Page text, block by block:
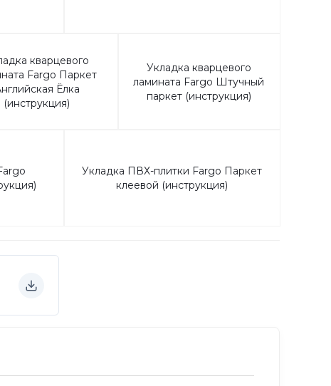
кварцевого
Fargo Паркет
Ёлка
(инструкция)
Укладка кварцевого
ламината Fargo Штучный
паркет (инструкция)
Укладка ПВХ-плитки Fargo Паркет
клеевой (инструкция)